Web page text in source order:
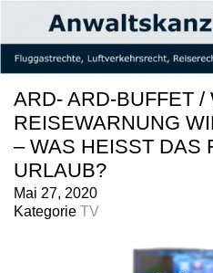
ARD- ARD-BUFFET /
REISEWARNUNG
– WAS HEISST DAS
RLAUB?
Mai 27, 2020
Kategorie TV